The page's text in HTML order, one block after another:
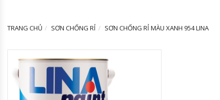
TRANG CHỦ SƠN CHỐNG RỈ SƠN CHỐNG RỈ MÀU XANH 954 LINA